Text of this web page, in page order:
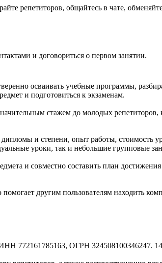
репетиторов, общайтесь в чате,
и договориться о первом занятии.
осваивать учебные программы,
и подготовиться к экзаменам.
стажем до молодых
и степени, опыт работы, стоимость
уроки, так и небольшие групповые
и совместно составить план
другим пользователям находить
772161785163, ОГРН 324508100346247.